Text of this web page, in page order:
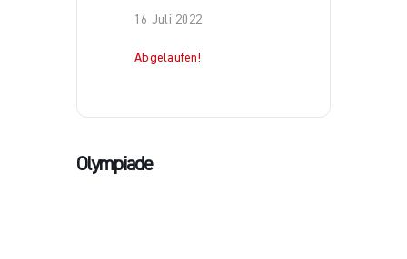
16 Juli 2022
Abgelaufen!
Olympiade